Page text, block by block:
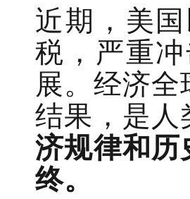
近期，美
税，严重
展。经济
结果，是
济规律和
终。